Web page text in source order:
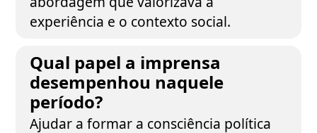
experiência e o contexto social.
Qual papel a imprensa
desempenhou naquele
período?
Ajudar a formar a consciência política